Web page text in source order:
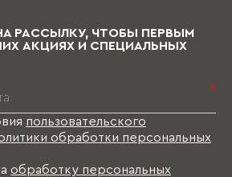
РАССЫЛКУ, ЧТОБЫ ПЕРВЫМ
АКЦИЯХ И СПЕЦИАЛЬНЫХ
*
пользовательского
обработки персональных
обработку персональных